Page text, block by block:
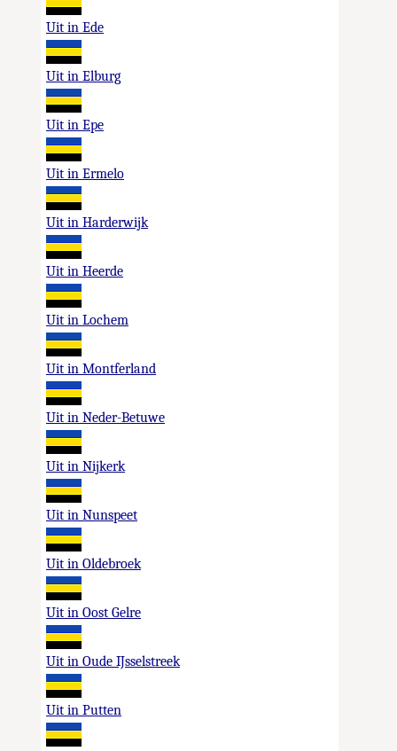
Uit in Ede
Uit in Elburg
Uit in Epe
Uit in Ermelo
Uit in Harderwijk
Uit in Heerde
Uit in Lochem
Uit in Montferland
Uit in Neder-Betuwe
Uit in Nijkerk
Uit in Nunspeet
Uit in Oldebroek
Uit in Oost Gelre
Uit in Oude IJsselstreek
Uit in Putten